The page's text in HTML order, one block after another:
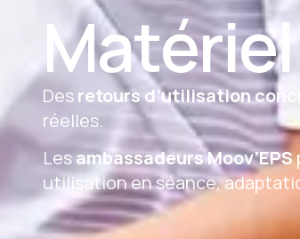
Matériel
Desretours d’utilisation
réelles.
Lesambassadeurs Moov’EPS
utilisation en séance,